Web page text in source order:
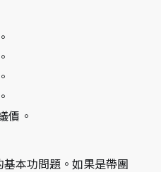
價。
本功問題。如果是帶團